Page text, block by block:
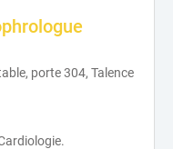
porte 304, Talence